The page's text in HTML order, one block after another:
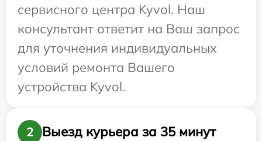
сервисного центра Kyvol. Наш
консультант ответит на Ваш запрос
для уточнения индивидуальных
условий ремонта Вашего
устройства Kyvol.
2
Выезд курьера за 35 минут